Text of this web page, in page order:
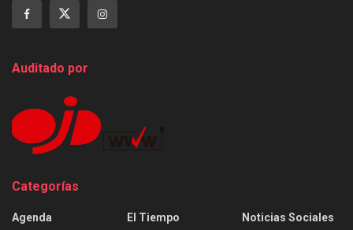
Auditado por
Categorías
Agenda
El Tiempo
Noticias Sociales